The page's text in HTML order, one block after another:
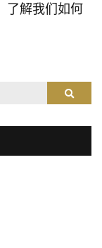
了解我们如何
Search